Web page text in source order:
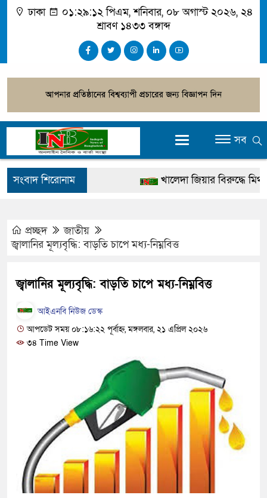
ঢাকা ০১:২৯:১৩ পিএম, শনিবার, ০৮ অগাস্ট ২০২৬, ২৪
শ্রাবণ ১৪৩৩ বঙ্গাব্দ
সব
সংবাদ শিরোনাম
খালেদা জিয়ার বিরুদ্ধে মিথ্যা
হবে: প্রধানমন্ত্রী
পুলিশ কোনো দলের বা গোষ্ঠীর
গাজীপুরে সাতজনকে হত্যার
হারুনসহ ১০ জন
ঢাকার চারপাশে সচল হবে নৌপথ,
রাজধানীর দুই মেট্রো স্টেশনে
আদালতকে বলতে চাইলাম
প্রচ্ছদ
জাতীয়
জ্বালানির মূল্যবৃদ্ধি: বাড়তি চাপে মধ্য-নিম্নবিত্ত
জ্বালানির মূল্যবৃদ্ধি: বাড়তি চাপে মধ্য-নিম্নবিত্ত
আইএনবি নিউজ ডেস্ক
আপডেট সময় ০৮:১৬:২২ পূর্বাহ্ন, মঙ্গলবার, ২১ এপ্রিল ২০২৬
৩৪ Time View